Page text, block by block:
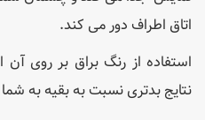
اتاق اطراف دور می کند.
استفاده از رنگ براق بر روی
نتایج بدتری نسبت به بقیه به